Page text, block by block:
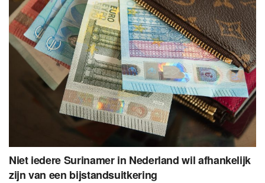
Niet iedere Surinamer in Nederland wil afhankelijk
zijn van een bijstandsuitkering